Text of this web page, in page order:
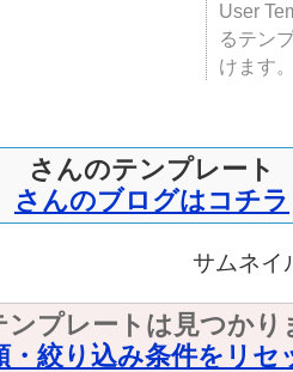
User
るテン
けます
さんのテンプレート
さんのブログはコチラ
サムネイ
ンプレートは見つかり
・絞り込み条件をリセ